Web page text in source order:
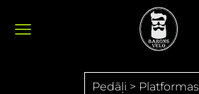
Pedāļi > Platformas